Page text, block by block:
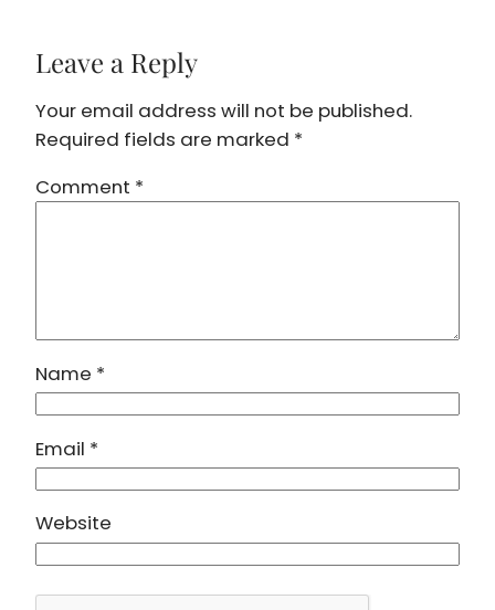
Leave a Reply
Your email address will not be published.
Required fields are marked *
Comment *
Name *
Email *
Website